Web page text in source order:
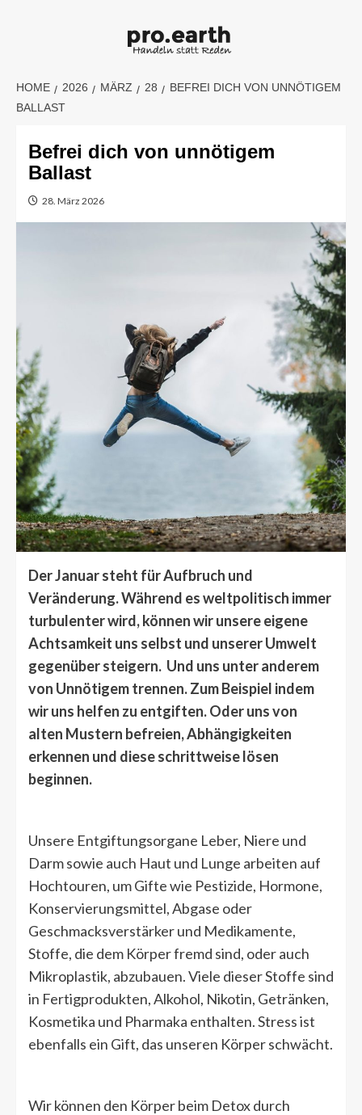
HOME 2026 MÄRZ 28
BEFREI DICH VON UNNÖTIGEM
BALLAST
Befrei dich von unnötigem
Ballast
28. März 2026
Der Januar steht für Aufbruch und
Veränderung. Während es weltpolitisch immer
turbulenter wird, können wir unsere eigene
Achtsamkeit uns selbst und unserer Umwelt
gegenüber steigern. Und uns unter anderem
von Unnötigem trennen. Zum Beispiel indem
wir uns helfen zu entgiften. Oder uns von
alten Mustern befreien, Abhängigkeiten
erkennen und diese schrittweise lösen
beginnen.
Unsere Entgiftungsorgane Leber, Niere und
Darm sowie auch Haut und Lunge arbeiten auf
Hochtouren, um Gifte wie Pestizide, Hormone,
Konservierungsmittel, Abgase oder
Geschmacksverstärker und Medikamente,
Stoffe, die dem Körper fremd sind, oder auch
Mikroplastik, abzubauen. Viele dieser Stoffe sind
in Fertigprodukten, Alkohol, Nikotin, Getränken,
Kosmetika und Pharmaka enthalten. Stress ist
ebenfalls ein Gift, das unseren Körper schwächt.
Wir können den Körper beim Detox durch